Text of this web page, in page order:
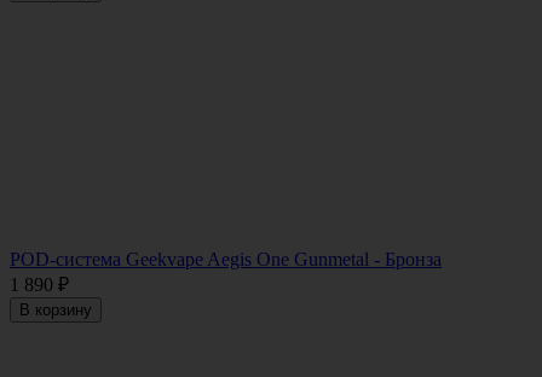
POD-система Geekvape Aegis One Gunmetal - Бронза
1 890 ₽
В корзину